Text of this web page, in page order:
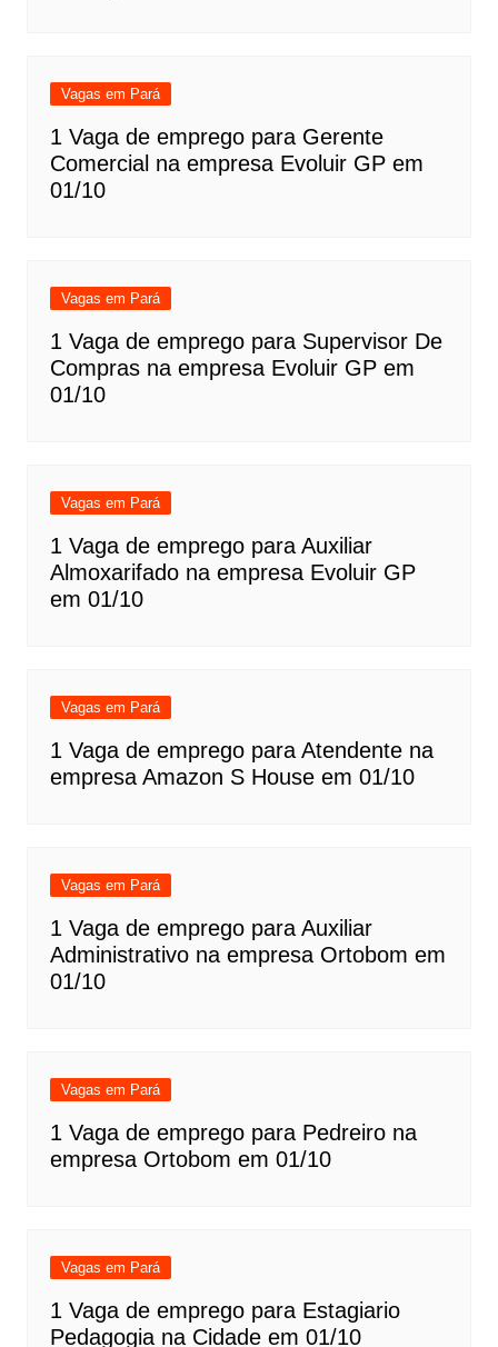
Vagas em Pará
1 Vaga de emprego para Gerente
Comercial na empresa Evoluir GP em
01/10
Vagas em Pará
1 Vaga de emprego para Supervisor De
Compras na empresa Evoluir GP em
01/10
Vagas em Pará
1 Vaga de emprego para Auxiliar
Almoxarifado na empresa Evoluir GP
em 01/10
Vagas em Pará
1 Vaga de emprego para Atendente na
empresa Amazon S House em 01/10
Vagas em Pará
1 Vaga de emprego para Auxiliar
Administrativo na empresa Ortobom em
01/10
Vagas em Pará
1 Vaga de emprego para Pedreiro na
empresa Ortobom em 01/10
Vagas em Pará
1 Vaga de emprego para Estagiario
Pedagogia na Cidade em 01/10